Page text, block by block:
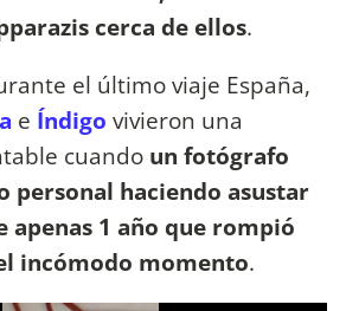
cerca de ellos.
el último viaje España,
e Índigo vivieron una
cuando un fotógrafo
personal haciendo asustar
apenas 1 año que rompió
incómodo momento.